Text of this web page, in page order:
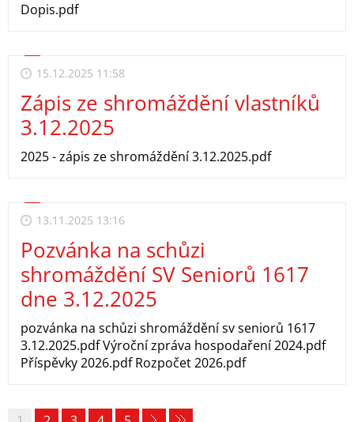
Dopis.pdf
15.12.2025 11:58
Zápis ze shromáždění vlastníků
3.12.2025
2025 - zápis ze shromáždění 3.12.2025.pdf
13.11.2025 13:16
Pozvánka na schůzi
shromáždění SV Seniorů 1617
dne 3.12.2025
pozvánka na schůzi shromáždění sv seniorů 1617
3.12.2025.pdf Výroční zpráva hospodaření 2024.pdf
Příspěvky 2026.pdf Rozpočet 2026.pdf